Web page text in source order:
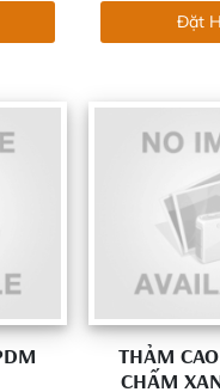
Đặt
THẢM
CHẤM